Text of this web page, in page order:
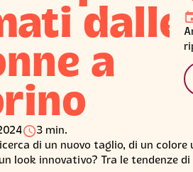
dalle
a
󰅐3 min.
di un nuovo taglio, di un colore
look innovativo? Tra le tendenze di